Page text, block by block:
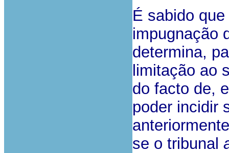
É sabido
impugnação
determina,
limitação ao
do facto de,
poder incidir
se o tribunal